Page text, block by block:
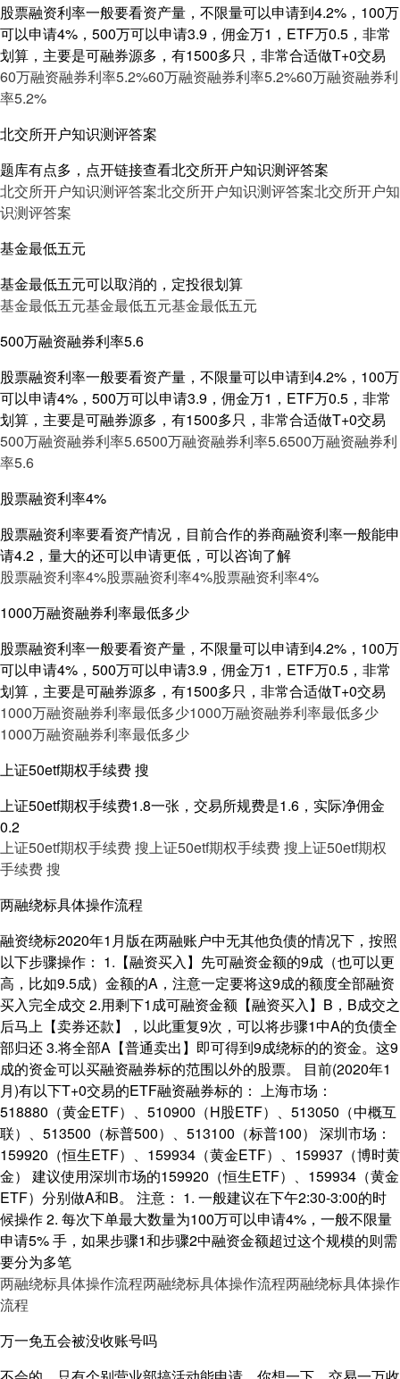
股票融资利率一般要看资产量，不限量可以申请到4.2%，100万
可以申请4%，500万可以申请3.9，佣金万1，ETF万0.5，非常
划算，主要是可融券源多，有1500多只，非常合适做T+0交易
60万融资融券利率5.2%60万融资融券利率5.2%60万融资融券利
率5.2%
北交所开户知识测评答案
题库有点多，点开链接查看北交所开户知识测评答案
北交所开户知识测评答案北交所开户知识测评答案北交所开户知
识测评答案
基金最低五元
基金最低五元可以取消的，定投很划算
基金最低五元基金最低五元基金最低五元
500万融资融券利率5.6
股票融资利率一般要看资产量，不限量可以申请到4.2%，100万
可以申请4%，500万可以申请3.9，佣金万1，ETF万0.5，非常
划算，主要是可融券源多，有1500多只，非常合适做T+0交易
500万融资融券利率5.6500万融资融券利率5.6500万融资融券利
率5.6
股票融资利率4%
股票融资利率要看资产情况，目前合作的券商融资利率一般能申
请4.2，量大的还可以申请更低，可以咨询了解
股票融资利率4%股票融资利率4%股票融资利率4%
1000万融资融券利率最低多少
股票融资利率一般要看资产量，不限量可以申请到4.2%，100万
可以申请4%，500万可以申请3.9，佣金万1，ETF万0.5，非常
划算，主要是可融券源多，有1500多只，非常合适做T+0交易
1000万融资融券利率最低多少1000万融资融券利率最低多少
1000万融资融券利率最低多少
上证50etf期权手续费 搜
上证50etf期权手续费1.8一张，交易所规费是1.6，实际净佣金
0.2
上证50etf期权手续费 搜上证50etf期权手续费 搜上证50etf期权
手续费 搜
两融绕标具体操作流程
融资绕标2020年1月版在两融账户中无其他负债的情况下，按照
以下步骤操作： 1.【融资买入】先可融资金额的9成（也可以更
高，比如9.5成）金额的A，注意一定要将这9成的额度全部融资
买入完全成交 2.用剩下1成可融资金额【融资买入】B，B成交之
后马上【卖券还款】，以此重复9次，可以将步骤1中A的负债全
部归还 3.将全部A【普通卖出】即可得到9成绕标的的资金。这9
成的资金可以买融资融券标的范围以外的股票。 目前(2020年1
月)有以下T+0交易的ETF融资融券标的： 上海市场：
518880（黄金ETF）、510900（H股ETF）、513050（中概互
联）、513500（标普500）、513100（标普100） 深圳市场：
159920（恒生ETF）、159934（黄金ETF）、159937（博时黄
金） 建议使用深圳市场的159920（恒生ETF）、159934（黄金
ETF）分别做A和B。 注意： 1. 一般建议在下午2:30-3:00的时
候操作 2. 每次下单最大数量为100万可以申请4%，一般不限量
申请5% 手，如果步骤1和步骤2中融资金额超过这个规模的则需
要分为多笔
两融绕标具体操作流程两融绕标具体操作流程两融绕标具体操作
流程
万一免五会被没收账号吗